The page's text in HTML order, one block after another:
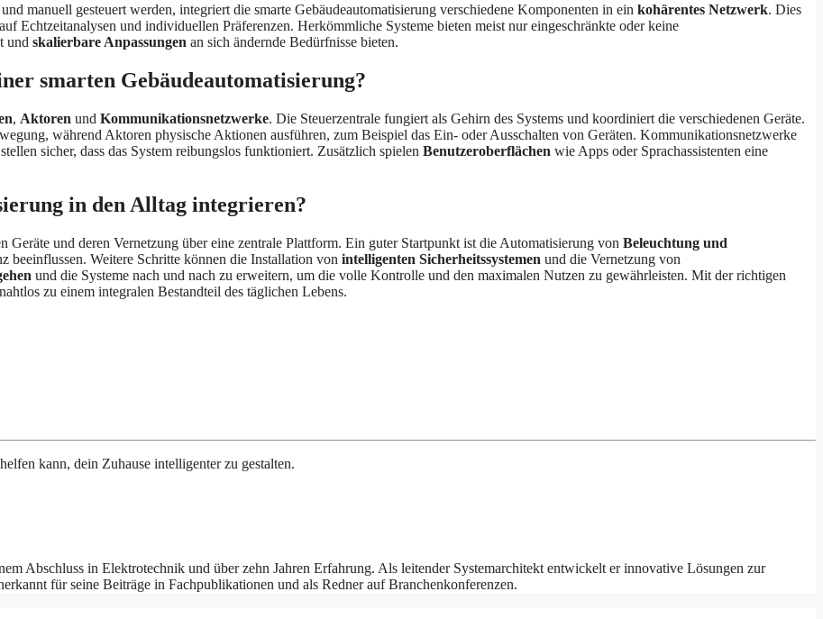
manuell gesteuert werden, integriert die smarte Gebäudeautomatisierung verschiedene Komponenten in ein kohärentes Netzwerk. Dies
Echtzeitanalysen und individuellen Präferenzen. Herkömmliche Systeme bieten meist nur eingeschränkte oder keine
und skalierbare Anpassungen an sich ändernde Bedürfnisse bieten.
smarten Gebäudeautomatisierung?
, Aktoren und Kommunikationsnetzwerke. Die Steuerzentrale fungiert als Gehirn des Systems und koordiniert die verschiedenen Geräte.
während Aktoren physische Aktionen ausführen, zum Beispiel das Ein- oder Ausschalten von Geräten. Kommunikationsnetzwerke
sicher, dass das System reibungslos funktioniert. Zusätzlich spielen Benutzeroberflächen wie Apps oder Sprachassistenten eine
in den Alltag integrieren?
und deren Vernetzung über eine zentrale Plattform. Ein guter Startpunkt ist die Automatisierung von Beleuchtung und
beeinflussen. Weitere Schritte können die Installation von intelligenten Sicherheitssystemen und die Vernetzung von
und die Systeme nach und nach zu erweitern, um die volle Kontrolle und den maximalen Nutzen zu gewährleisten. Mit der richtigen
zu einem integralen Bestandteil des täglichen Lebens.
kann, dein Zuhause intelligenter zu gestalten.
Abschluss in Elektrotechnik und über zehn Jahren Erfahrung. Als leitender Systemarchitekt entwickelt er innovative Lösungen zur
für seine Beiträge in Fachpublikationen und als Redner auf Branchenkonferenzen.